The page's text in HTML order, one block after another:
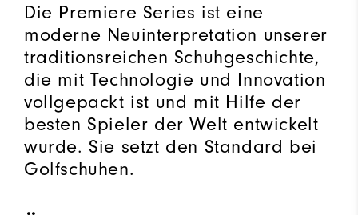
Die Premiere Series ist eine
moderne Neuinterpretation unserer
traditionsreichen Schuhgeschichte,
die mit Technologie und Innovation
vollgepackt ist und mit Hilfe der
besten Spieler der Welt entwickelt
wurde. Sie setzt den Standard bei
Golfschuhen.